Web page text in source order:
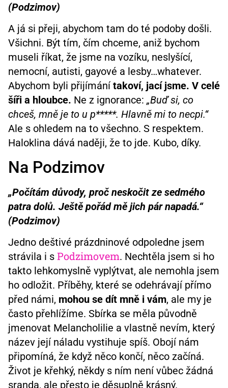
(Podzimov)
A já si přeji, abychom tam do té podoby došli.
Všichni. Být tím, čím chceme, aniž bychom
museli říkat, že jsme na vozíku, neslyšící,
nemocní, autisti, gayové a lesby…whatever.
Abychom byli přijímánítakoví, jací jsme. V celé
šíři a hloubce. Ne z ignorance: „Buď si, co
chceš, mně je to u p*****. Hlavně mi to necpi.“
Ale s ohledem na to všechno. S respektem.
Haloklina dává naději, že to jde. Kubo, díky.
Na Podzimov
„Počítám důvody, proč neskočit ze sedmého
patra dolů. Ještě pořád mě jich pár napadá.“
(Podzimov)
Jedno deštivé prázdninové odpoledne jsem
strávila i s Podzimovem. Nechtěla jsem si ho
takto lehkomyslně vyplýtvat, ale nemohla jsem
ho odložit. Příběhy, které se odehrávají přímo
před námi, mohou se dít mně i vám, ale my je
často přehlížíme. Sbírka se měla původně
jmenovat Melancholilie a vlastně nevím, který
název její náladu vystihuje spíš. Obojí nám
připomíná, že když něco končí, něco začíná.
Život je křehký, někdy s ním není vůbec žádná
sranda, ale přesto je děsuplně krásný.